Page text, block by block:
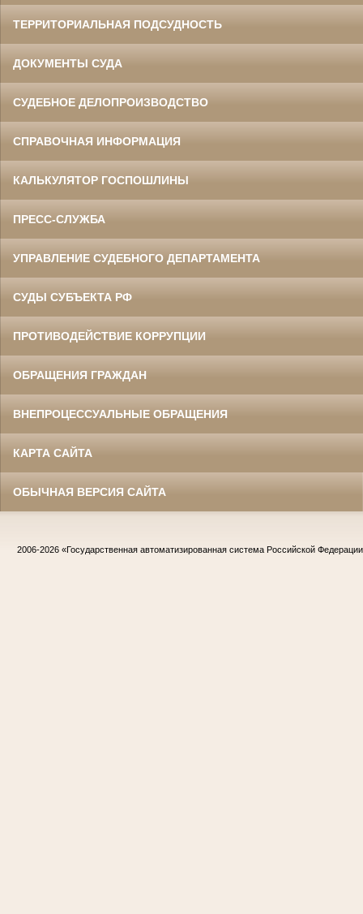
ТЕРРИТОРИАЛЬНАЯ ПОДСУДНОСТЬ
ДОКУМЕНТЫ СУДА
СУДЕБНОЕ ДЕЛОПРОИЗВОДСТВО
СПРАВОЧНАЯ ИНФОРМАЦИЯ
КАЛЬКУЛЯТОР ГОСПОШЛИНЫ
ПРЕСС-СЛУЖБА
УПРАВЛЕНИЕ СУДЕБНОГО ДЕПАРТАМЕНТА
СУДЫ СУБЪЕКТА РФ
ПРОТИВОДЕЙСТВИЕ КОРРУПЦИИ
ОБРАЩЕНИЯ ГРАЖДАН
ВНЕПРОЦЕССУАЛЬНЫЕ ОБРАЩЕНИЯ
КАРТА САЙТА
ОБЫЧНАЯ ВЕРСИЯ САЙТА
2006-2026 «Государственная автоматизированная система Российской